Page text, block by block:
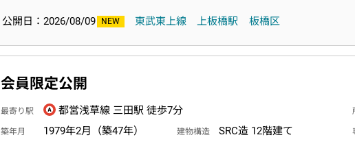
公開日：2026/08/09 東武東上線 上板橋駅 板橋区
会員限定公開
最寄り駅 都営浅草線 三田駅 徒歩7分
築年月 1979年2月（築47年） 建物構造 SRC造 12階建て